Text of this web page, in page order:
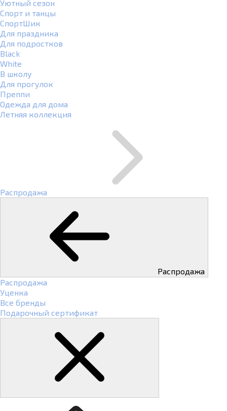
Уютный сезон
Спорт и танцы
СпортШик
Для праздника
Для подростков
Black
White
В школу
Для прогулок
Преппи
Одежда для дома
Летняя коллекция
Распродажа
Распродажа
Распродажа
Уценка
Все бренды
Подарочный сертификат